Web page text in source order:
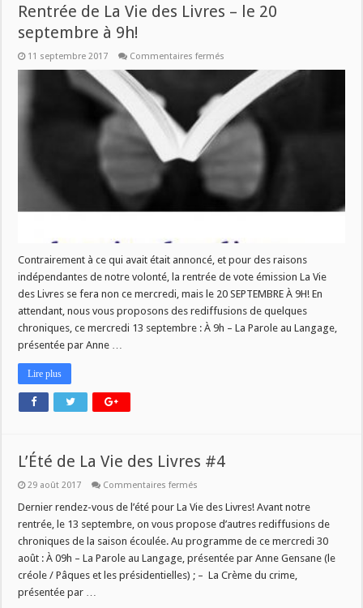
Rentrée de La Vie des Livres – le 20
septembre à 9h!
11 septembre 2017 Commentaires fermés
La
Vie
des
Livres
–
Contrairement à ce qui avait était annoncé, et pour des raisons
indépendantes de notre volonté, la rentrée de vote émission La Vie
des Livres se fera non ce mercredi, mais le 20 SEPTEMBRE À 9H! En
attendant, nous vous proposons des rediffusions de quelques
chroniques, ce mercredi 13 septembre : À 9h – La Parole au Langage,
présentée par Anne …
Lire plus
L’Été de La Vie des Livres #4
29 août 2017 Commentaires fermés
de
Vie
des
Livres
#4
Dernier rendez-vous de l’été pour La Vie des Livres! Avant notre
rentrée, le 13 septembre, on vous propose d’autres rediffusions de
chroniques de la saison écoulée. Au programme de ce mercredi 30
août : À 09h – La Parole au Langage, présentée par Anne Gensane (le
créole / Pâques et les présidentielles) ; – La Crème du crime,
présentée par …